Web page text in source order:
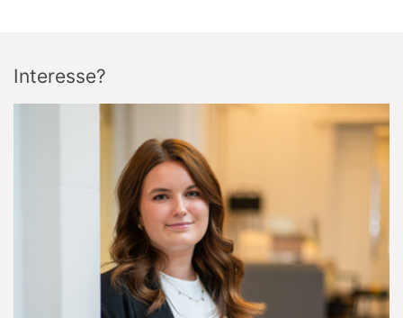
Interesse?